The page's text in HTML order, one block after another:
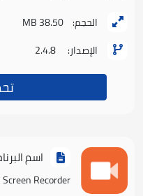
الحجم: 38.50 MB
الإصدار:
2.4.8
اسم
Recorder